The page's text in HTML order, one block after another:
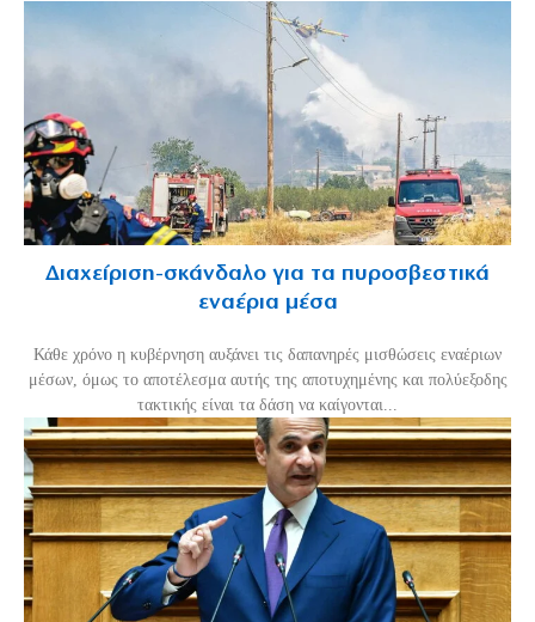
Διαχείριση-σκάνδαλο για τα πυροσβεστικά
εναέρια μέσα
Κάθε χρόνο η κυβέρνηση αυξάνει τις δαπανηρές μισθώσεις εναέριων
μέσων, όμως το αποτέλεσμα αυτής της αποτυχημένης και πολύεξοδης
τακτικής είναι τα δάση να καίγονται...